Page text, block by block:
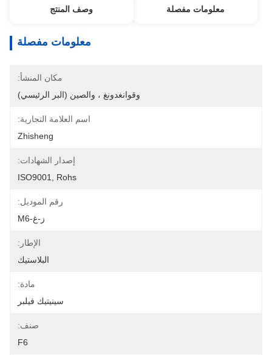
معلومات مفصلة وصف المنتج
معلومات مفصلة
مكان المنشأ:
وقوانغدونغ ، والصين (البر الرئيسي)
اسم العلامة التجارية:
Zhisheng
إصدار الشهادات:
ISO9001, Rohs
رقم الموديل:
ز-غ-M6
الإطار:
البلاستيك
مادة:
سينيتيك فيلبر
صنف:
F6